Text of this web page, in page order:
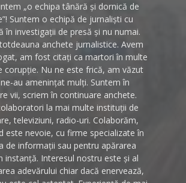
„o echipa tânără și dornică de
Suntem o echipă de jurnaliști cu
în investigații de presă și nu numai.
anchete jurnalistice. Avem
am fost citați ca martori în multe
corupție. Nu ne este frică, am văzut
au amenințat mulți. Suntem în
vii, scriem în continuare anchete.
la mai multe instituții de
televiziuni, radio-uri. Colaborăm,
este nevoie, cu firme specializate în
de informații sau pentru apărarea
instanță. Interesul nostru este și al
adevărului chiar dacă enervează,